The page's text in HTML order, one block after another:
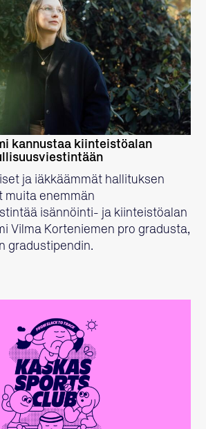
LUE LISÄÄ
kannustaa kiinteistöalan
ja iäkkäämmät hallituksen
muita enemmän
isännöinti- ja kiinteistöalan
Vilma Korteniemen pro gradusta,
gradustipendin.
LUE LISÄÄ